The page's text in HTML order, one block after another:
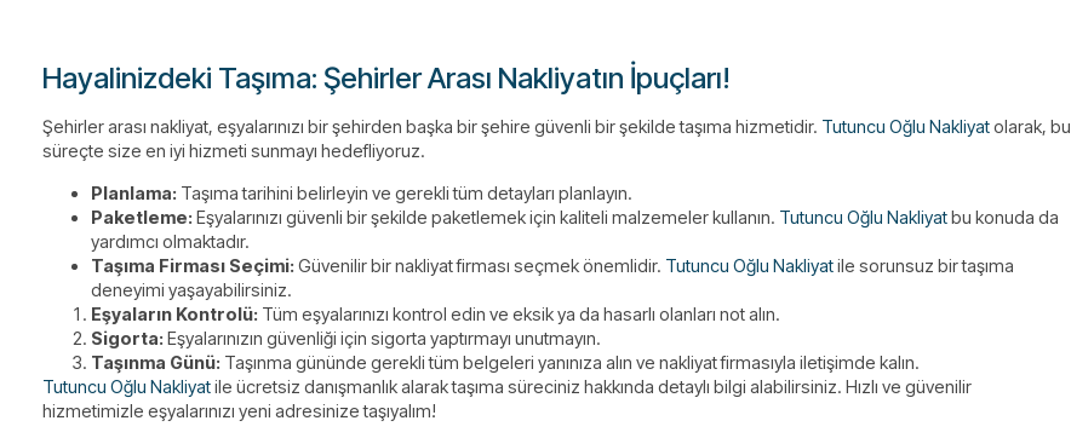
Hayalinizdeki Taşıma: Şehirler Arası Nakliyatın İpuçları!
Şehirler arası nakliyat, eşyalarınızı bir şehirden başka bir şehire güvenli bir şekilde taşıma hizmetidir. Tutuncu Oğlu Nakliyatolarak, bu
süreçte size en iyi hizmeti sunmayı hedefliyoruz.
Planlama: Taşıma tarihini belirleyin ve gerekli tüm detayları planlayın.
Paketleme: Eşyalarınızı güvenli bir şekilde paketlemek için kaliteli malzemeler kullanın. Tutuncu Oğlu Nakliyatbu konuda da
yardımcı olmaktadır.
Taşıma Firması Seçimi: Güvenilir bir nakliyat firması seçmek önemlidir. Tutuncu Oğlu Nakliyatile sorunsuz bir taşıma
deneyimi yaşayabilirsiniz.
Eşyaların Kontrolü: Tüm eşyalarınızı kontrol edin ve eksik ya da hasarlı olanları not alın.
Sigorta: Eşyalarınızın güvenliği için sigorta yaptırmayı unutmayın.
Taşınma Günü: Taşınma gününde gerekli tüm belgeleri yanınıza alın ve nakliyat firmasıyla iletişimde kalın.
Tutuncu Oğlu Nakliyatile ücretsiz danışmanlık alarak taşıma süreciniz hakkında detaylı bilgi alabilirsiniz. Hızlı ve güvenilir
hizmetimizle eşyalarınızı yeni adresinize taşıyalım!